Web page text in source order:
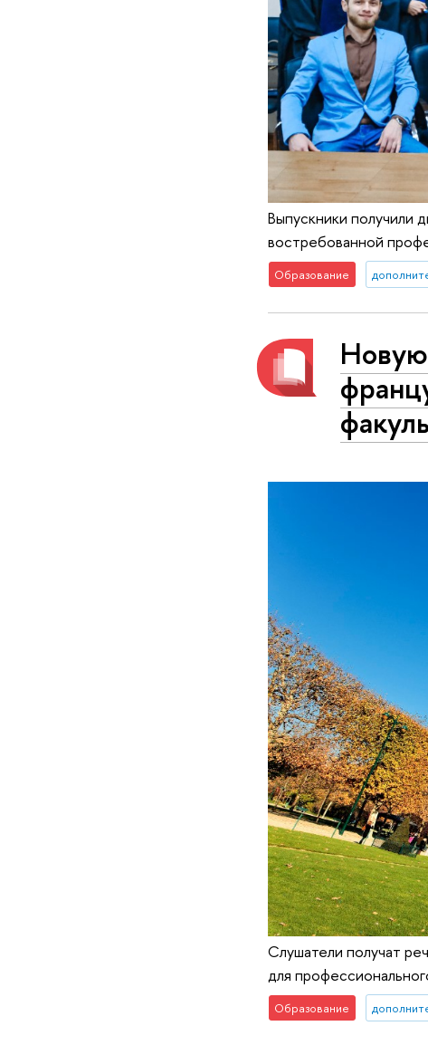
Выпускники получили
востребованной
Образование
Слушатели получат
для
Образование